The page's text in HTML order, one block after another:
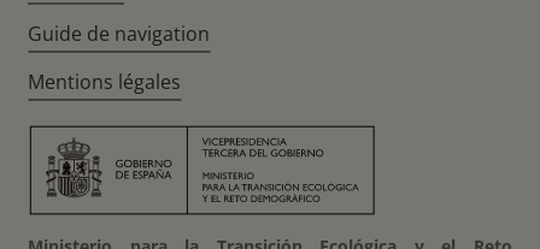
Guide de navigation
Mentions légales